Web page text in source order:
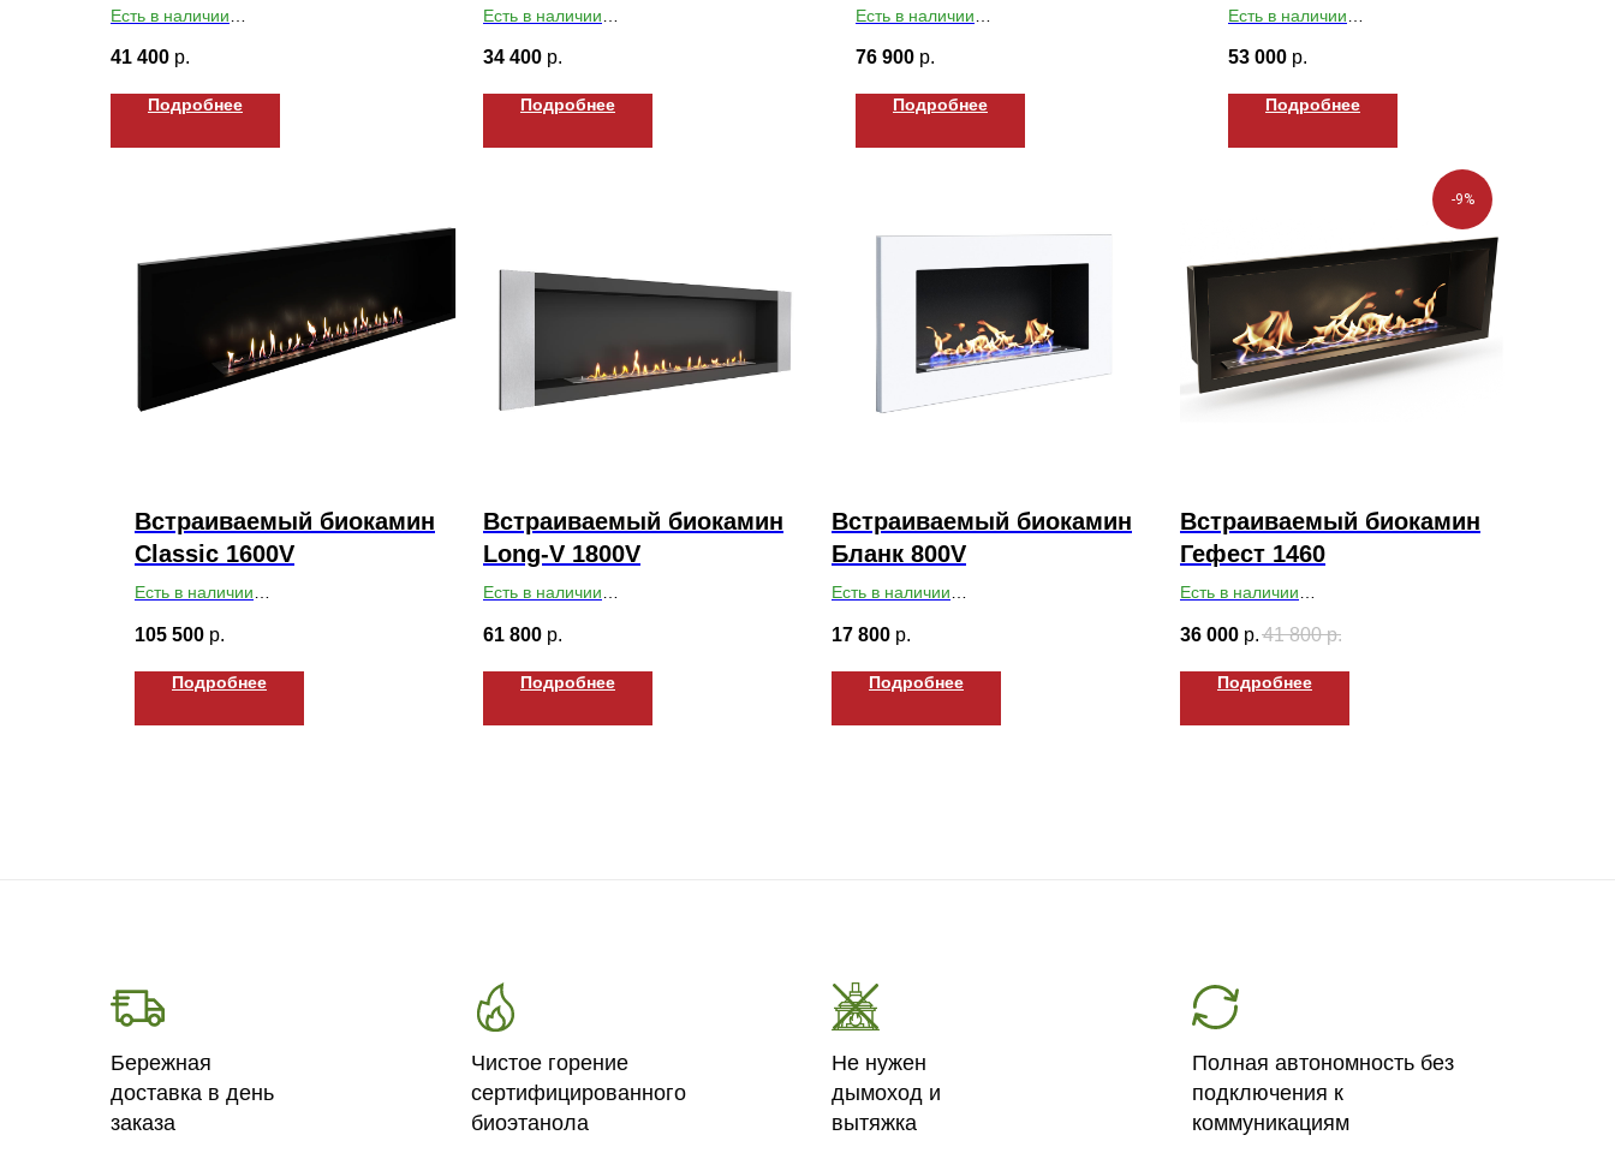
Есть в наличии
41 400 р.
Подробнее
Есть в наличии
34 400 р.
Подробнее
Есть в наличии
76 900 р.
Подробнее
Есть в наличии
53 000 р.
Подробнее
Встраиваемый биокамин
Classic 1600V
Есть в наличии
105 500 р.
Подробнее
Встраиваемый биокамин
Long-V 1800V
Есть в наличии
61 800 р.
Подробнее
Встраиваемый биокамин
Бланк 800V
Есть в наличии
17 800 р.
Подробнее
-9%
Встраиваемый биокамин
Гефест 1460
Есть в наличии
36 000 р. 41 800 р.
Подробнее
Бережная
доставка в день
заказа
Чистое горение
сертифицированного
биоэтанола
Не нужен
дымоход и
вытяжка
Полная автономность без
подключения к
коммуникациям